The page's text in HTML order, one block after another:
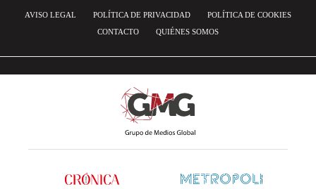
AVISO LEGAL POLÍTICA DE PRIVACIDAD
POLÍTICA DE COOKIES
CONTACTO
QUIÉNES SOMOS